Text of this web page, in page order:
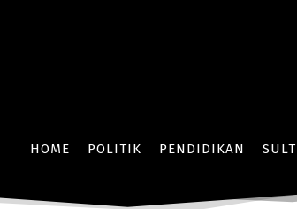
HOME POLITIK PENDIDIKAN